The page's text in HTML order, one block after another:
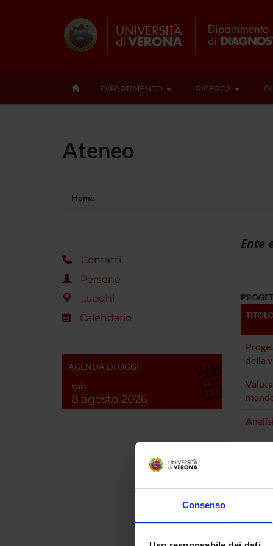
Consenso
DIPARTIMENTO RICERCA
Ateneo
Home
Contatti
Persone
Luoghi
Calendario
AGENDA DI OGGI
sab
8 agosto 2026
Ente
della
II
LE